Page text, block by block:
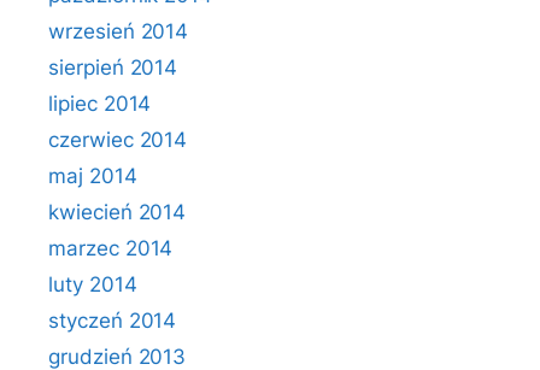
wrzesień 2014
sierpień 2014
lipiec 2014
czerwiec 2014
maj 2014
kwiecień 2014
marzec 2014
luty 2014
styczeń 2014
grudzień 2013